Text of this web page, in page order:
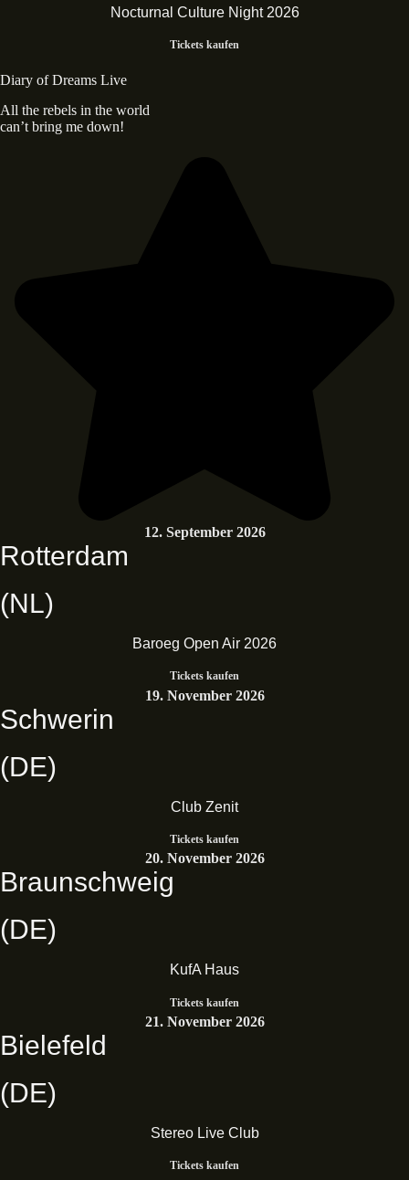
Nocturnal Culture Night 2026
Tickets kaufen
Diary of Dreams Live
All the rebels in the world
can’t bring me down!
12. September 2026
Rotterdam
(NL)
Baroeg Open Air 2026
Tickets kaufen
19. November 2026
Schwerin
(DE)
Club Zenit
Tickets kaufen
20. November 2026
Braunschweig
(DE)
KufA Haus
Tickets kaufen
21. November 2026
Bielefeld
(DE)
Stereo Live Club
Tickets kaufen